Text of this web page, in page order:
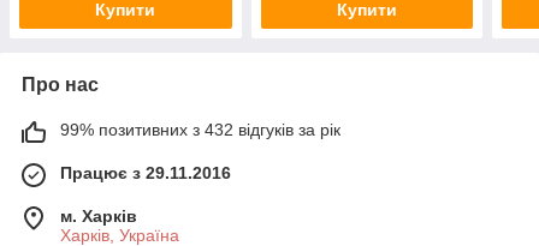
Купити Купити
Про нас
99% позитивних з 432 відгуків за рік
Працює з 29.11.2016
м. Харків
Харків, Україна